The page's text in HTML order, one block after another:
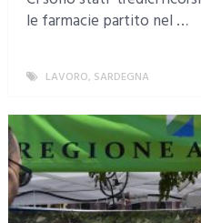
le farmacie partito nel …
LAVORO, SARDEGNA